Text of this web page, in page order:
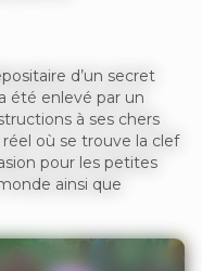
d’un secret
été enlevé par un
à ses chers
où se trouve la clef
pour les petites
ainsi que